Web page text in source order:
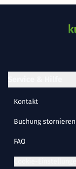
Kontakt
Buchung stornieren
FAQ